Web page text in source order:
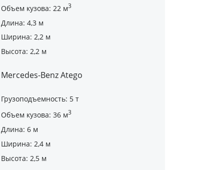
Объем кузова: 22 м3
Длина: 4,3 м
Ширина: 2,2 м
Высота: 2,2 м
Mercedes-Benz Atego
Грузоподъемность: 5 т
Объем кузова: 36 м3
Длина: 6 м
Ширина: 2,4 м
Высота: 2,5 м